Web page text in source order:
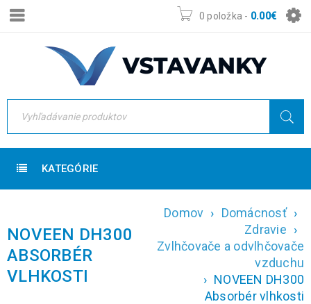
0 položka - 0.00€
KATEGÓRIE
NOVEEN DH300
ABSORBÉR
VLHKOSTI
Domov › Domácnosť ›
Zdravie ›
Zvlhčovače a odvlhčovače
vzduchu
› NOVEEN DH300
Absorbér vlhkosti